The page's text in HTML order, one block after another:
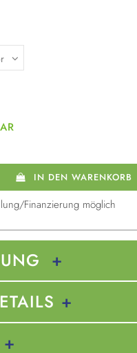
IN DEN WARENKORB
Finanzierung möglich